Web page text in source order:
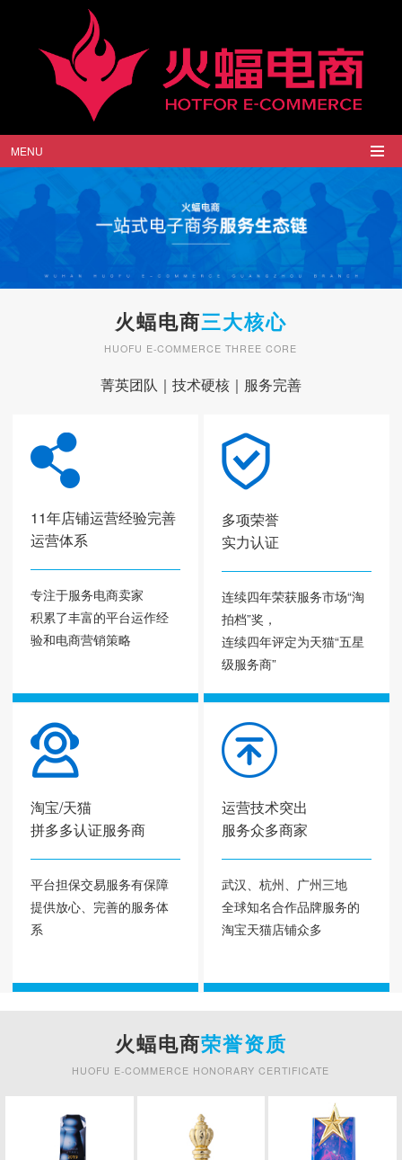
MENU
火蝠电商三大核心
HUOFU E-COMMERCE THREE CORE
菁英团队 ｜ 技术硬核 ｜ 服务完善
11年店铺运营经验完善
运营体系
专注于服务电商卖家
积累了丰富的平台运作经
验和电商营销策略
多项荣誉
实力认证
连续四年荣获服务市场“淘
拍档”奖，
连续四年评定为天猫“五星
级服务商”
淘宝/天猫
拼多多认证服务商
平台担保交易服务有保障
提供放心、完善的服务体
系
运营技术突出
服务众多商家
武汉、杭州、广州三地
全球知名合作品牌服务的
淘宝天猫店铺众多
火蝠电商荣誉资质
HUOFU E-COMMERCE HONORARY CERTIFICATE